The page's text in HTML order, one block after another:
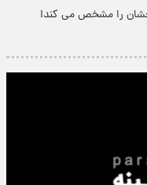
را مشخص می کند!